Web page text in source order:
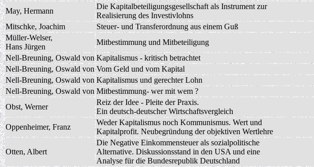
May, Hermann
Die Kapitalbeteiligungsgesellschaft als Instrument zur
Realisierung des Investivlohns
Mitschke, Joachim
Steuer- und Transferordnung aus einem Guß
Müller-Welser,
Hans Jürgen
Mitbestimmung und Mitbeteiligung
Nell-Breuning, Oswald von Kapitalismus - kritisch betrachtet
Nell-Breuning, Oswald von Vom Geld und vom Kapital
Nell-Breuning, Oswald von Kapitalismus und gerechter Lohn
Nell-Breuning, Oswald von Mitbestimmung- wer mit wem ?
Obst, Werner
Reiz der Idee - Pleite der Praxis.
Ein deutsch-deutscher Wirtschaftsvergleich
Oppenheimer, Franz
Weder Kapitalismus noch Kommunismus. Wert und
Kapitalprofit. Neubegründung der objektiven Wertlehre
Otten, Albert
Die Negative Einkommensteuer als sozialpolitische
Alternative. Diskussionsstand in den USA und eine
Analyse für die Bundesrepublik Deutschland